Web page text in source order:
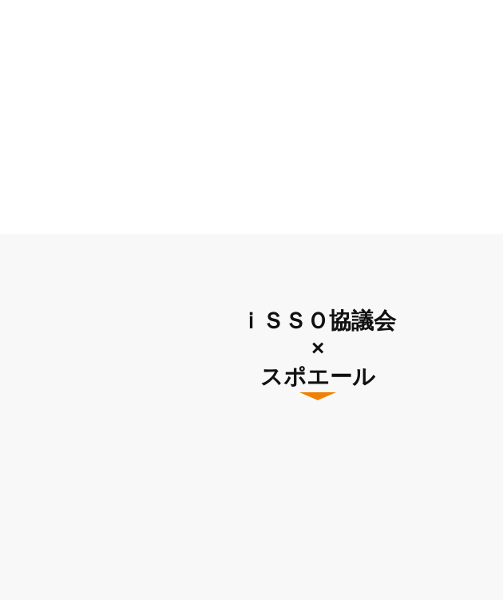
ｉＳＳＯ協議会
×
スポエール